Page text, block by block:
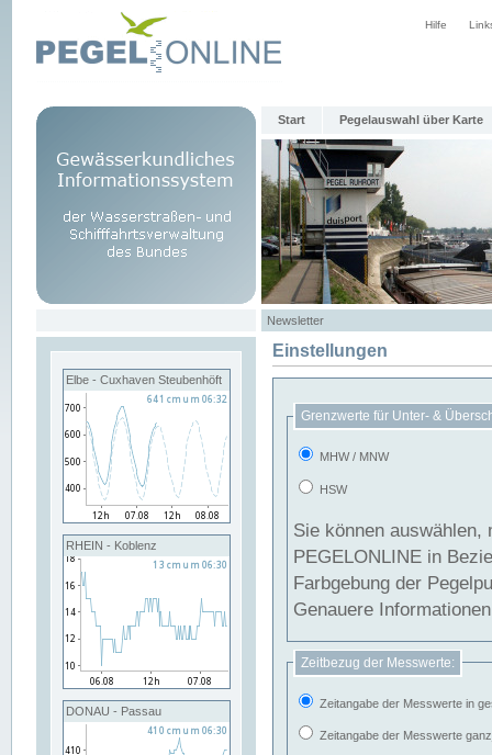
Hilfe
Start Pegelauswahl über Karte
Newsletter
Elbe - Cuxhaven Steubenhöft
RHEIN - Koblenz
DONAU - Passau
Einstellungen
Grenzwerte für Unter- &
MHW / MNW
HSW
Sie können
PEGELONLINE in Beziehung
Farbgebung der
Genauere
Zeitbezug der Messwerte:
Zeitangabe der Messwerte in
Zeitangabe der Messwerte